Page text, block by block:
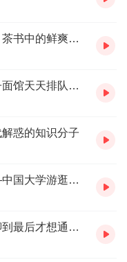
EP76 从《茶经》到《茶叶大盗》，茶书中的鲜爽与醇厚
EP75 全聚德金钱豹接连没落，包子面馆天天排队，食客眼中的饭馆旧事与新局
惑的知识分子
EP73 考上没考上都可以去溜达——中国大学游逛指南
EP72 好莱坞拍不好警匪片，我们聊到最后才想通了为什么